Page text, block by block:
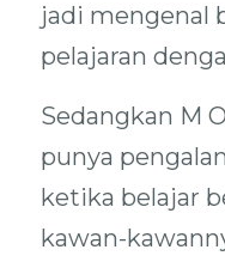
jadi mengenal
pelajaran
Sedangkan M
punya
ketika belajar
kawan-